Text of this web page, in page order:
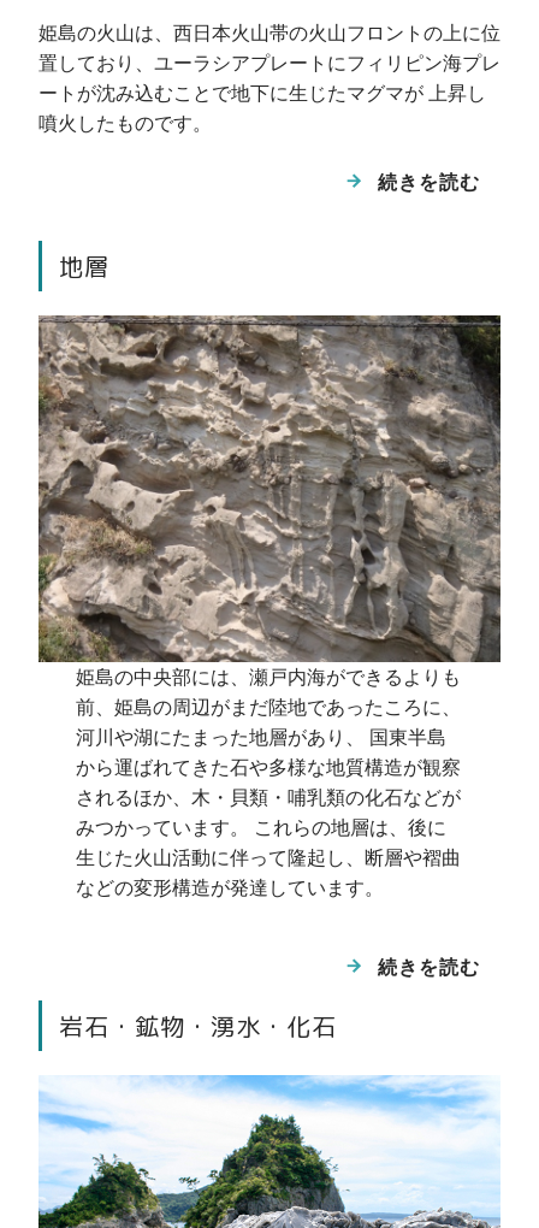
姫島の火山は、西日本火山帯の火山フロントの上に位
置しており、ユーラシアプレートにフィリピン海プレ
ートが沈み込むことで地下に生じたマグマが 上昇し
噴火したものです。
続きを読む
達磨山火山
12万年前に活動した火山です。ス鼻では、ゴ
ツゴツした岩肌の達磨山溶岩がみられ、ヨロ
イ岩と呼ばれています。 達磨山溶岩には角
閃石や硬石膏などの鉱物が含まれています。
城山火山
島の北西部に位置する城山火山は、気泡を多
く含む乳白色の溶岩が特徴です。 観音崎で
地層
姫島の中央部には、瀬戸内海ができるよりも
前、姫島の周辺がまだ陸地であったころに、
河川や湖にたまった地層があり、 国東半島
から運ばれてきた石や多様な地質構造が観察
されるほか、木・貝類・哺乳類の化石などが
みつかっています。 これらの地層は、後に
生じた火山活動に伴って隆起し、断層や褶曲
などの変形構造が発達しています。
続きを読む
鷹の巣
岩石・鉱物・湧水・化石